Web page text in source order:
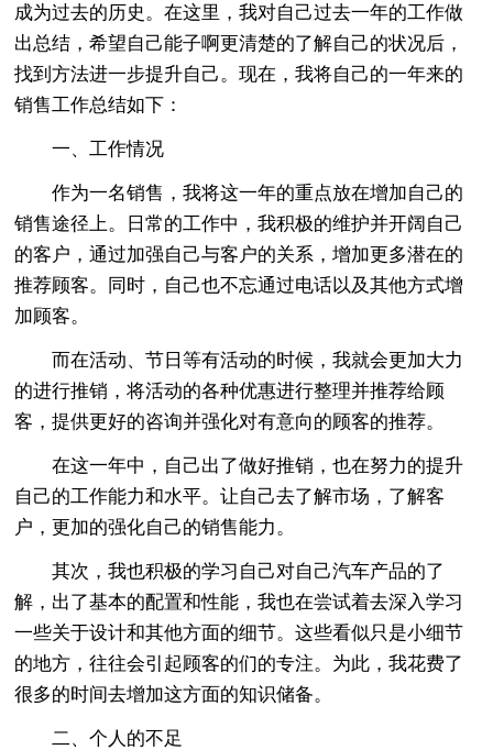
成为过去的历史。在这里，我对自己过去一年的工作做
出总结，希望自己能子啊更清楚的了解自己的状况后，
找到方法进一步提升自己。现在，我将自己的一年来的
销售工作总结如下：
一、工作情况
作为一名销售，我将这一年的重点放在增加自己的
销售途径上。日常的工作中，我积极的维护并开阔自己
的客户，通过加强自己与客户的关系，增加更多潜在的
推荐顾客。同时，自己也不忘通过电话以及其他方式增
加顾客。
而在活动、节日等有活动的时候，我就会更加大力
的进行推销，将活动的各种优惠进行整理并推荐给顾
客，提供更好的咨询并强化对有意向的顾客的推荐。
在这一年中，自己出了做好推销，也在努力的提升
自己的工作能力和水平。让自己去了解市场，了解客
户，更加的强化自己的销售能力。
其次，我也积极的学习自己对自己汽车产品的了
解，出了基本的配置和性能，我也在尝试着去深入学习
一些关于设计和其他方面的细节。这些看似只是小细节
的地方，往往会引起顾客的们的专注。为此，我花费了
很多的时间去增加这方面的知识储备。
二、个人的不足